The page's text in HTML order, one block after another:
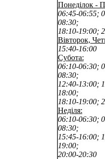
Понеділок -
06:45-06:55;
08:30;
18:10-19:00;
Вівторок,
15:40-16:00
Субота:
06:10-06:30;
08:30;
12:40-13:00;
18:00;
18:10-19:00;
Неділя:
06:10-06:30;
08:30;
15:45-16:00;
19:00;
20:00-20:30